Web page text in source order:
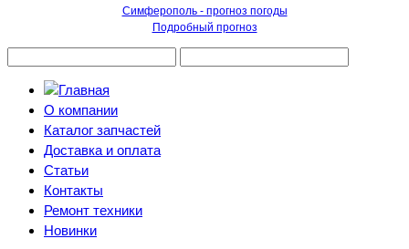
Симферополь - прогноз погоды
Подробный прогноз
О компании
Каталог запчастей
Доставка и оплата
Статьи
Контакты
Ремонт техники
Новинки